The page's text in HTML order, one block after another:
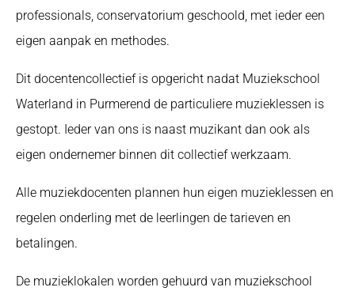
professionals, conservatorium geschoold, met ieder een
eigen aanpak en methodes.
Dit docentencollectief is opgericht nadat Muziekschool
Waterland in Purmerend de particuliere muzieklessen is
gestopt. Ieder van ons is naast muzikant dan ook als
eigen ondernemer binnen dit collectief werkzaam.
Alle muziekdocenten plannen hun eigen muzieklessen en
regelen onderling met de leerlingen de tarieven en
betalingen.
De muzieklokalen worden gehuurd van muziekschool